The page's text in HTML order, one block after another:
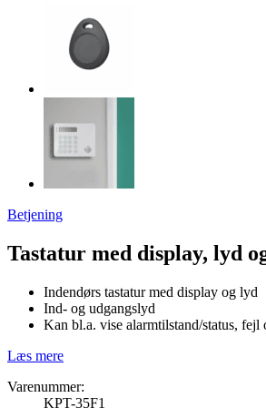
Betjening
Tastatur med display, lyd
Indendørs tastatur med display og lyd
Ind- og udgangslyd
Kan bl.a. vise alarmtilstand/status, fejl
Læs mere
Varenummer:
KPT-35F1